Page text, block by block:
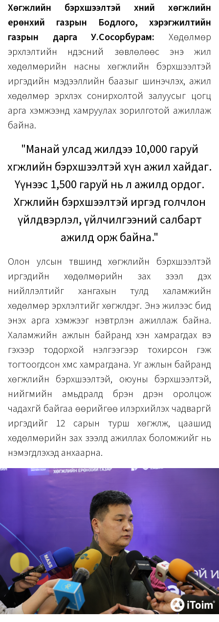
Хөгжлийн бэрхшээлтэй хүний хөгжлийн
ерөнхий газрын Бодлого, хэрэгжилтийн
газрын дарга У.Сосорбурам: Хөдөлмөр
эрхлэлтийн үндэсний зөвлөлөөс энэ жил
хөдөлмөрийн насны хөгжлийн бэрхшээлтэй
иргэдийн мэдээллийн баазыг шинэчлэх, ажил
хөдөлмөр эрхлэх сонирхолтой залуусыг цогц
арга хэмжээнд хамруулах зорилготой ажиллаж
байна.
"Манай улсад жилдээ 10,000 гаруй
хөгжлийн бэрхшээлтэй хүн ажил хайдаг.
Үүнээс 1,500 гаруй нь л ажилд ордог.
Хөгжлийн бэрхшээлтэй иргэд голчлон
үйлдвэрлэл, үйлчилгээний салбарт
ажилд орж байна."
Олон улсын түвшинд хөгжлийн бэрхшээлтэй
иргэдийн хөдөлмөрийн зах зээл дэх
нийлүүлэлтийг хангахын тулд халамжийн
хөдөлмөр эрхлэлтийг хөгжүүлдэг. Энэ жилээс бид
энэхүү арга хэмжээг нэвтрүүлэн ажиллаж байна.
Халамжийн ажлын байранд хэн хамрагдах вэ
гэхээр тодорхой үнэлгээгээр тохирсон гэж
тогтоогдсон хүмүүс хамрагдана. Уг ажлын байранд
хөгжлийн бэрхшээлтэй, оюуны бэрхшээлтэй,
нийгмийн амьдралд бүрэн дүүрэн оролцож
чадахгүй байгаа өөрийгөө илэрхийлэх чадваргүй
иргэдийг 12 сарын турш хөгжүүлж, цаашид
хөдөлмөрийн зах зээлд ажиллах боломжийг нь
нэмэгдүүлэхэд анхаарна.